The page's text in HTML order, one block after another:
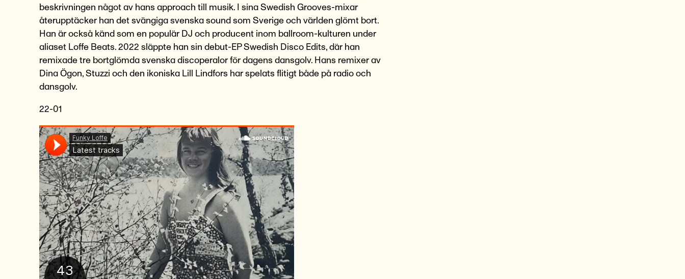
beskrivningen något av hans approach till musik. I sina Swedish Grooves-mixar
återupptäcker han det svängiga svenska sound som Sverige och världen glömt bort.
Han är också känd som en populär DJ och producent inom ballroom-kulturen under
aliaset Loffe Beats. 2022 släppte han sin debut-EP Swedish Disco Edits, där han
remixade tre bortglömda svenska discoperalor för dagens dansgolv. Hans remixer av
Dina Ögon, Stuzzi och den ikoniska Lill Lindfors har spelats flitigt både på radio och
dansgolv.
22-01